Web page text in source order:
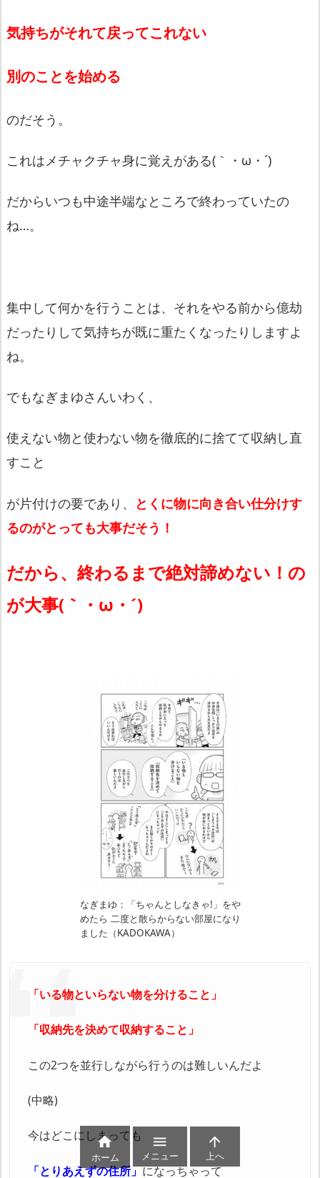
気持ちがそれて戻ってこれない
別のことを始める
のだそう。
これはメチャクチャ身に覚えがある(｀・ω・´)
だからいつも中途半端なところで終わっていたの
ね…。
集中して何かを行うことは、それをやる前から億劫
だったりして気持ちが既に重たくなったりしますよ
ね。
でもなぎまゆさんいわく、
使えない物と使わない物を徹底的に捨てて収納し直
すこと
が片付けの要であり、
とくに物に向き合い仕分けす
るのがとっても大事だそう！
だから、終わるまで絶対諦めない！の
が大事(｀・ω・´)
なぎまゆ：「ちゃんとしなきゃ!」をや
めたら 二度と散らからない部屋になり
ました（KADOKAWA）
「いる物といらない物を分けること」
「収納先を決めて収納すること」
この2つを並行しながら行うのは難しいんだよ
(中略)
今はどこにしまっても
「とりあえずの住所」になっちゃって

ホーム

メニュー

上へ